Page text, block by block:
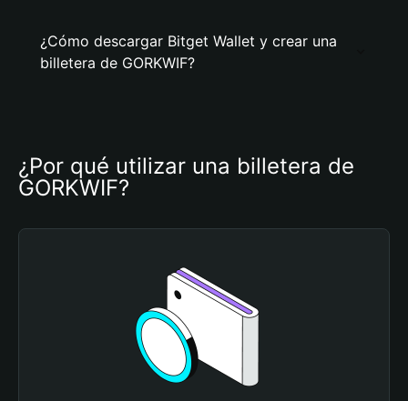
¿Cómo descargar Bitget Wallet y crear una
billetera de GORKWIF?
¿Por qué utilizar una billetera de
GORKWIF?